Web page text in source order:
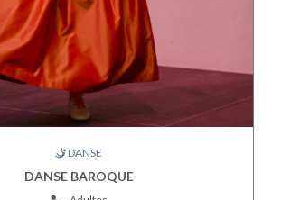
DANSE
DANSE BAROQUE